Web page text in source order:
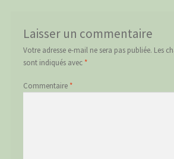
Laisser un commentaire
Votre adresse e-mail ne sera pas publiée. Les
sont indiqués avec *
Commentaire *